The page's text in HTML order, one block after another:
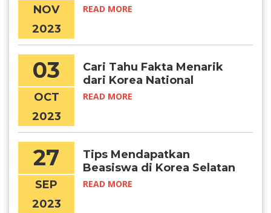
NOV
2023
READ MORE
03
OCT
2023
Cari Tahu Fakta Menarik
dari Korea National
Foundation Day
READ MORE
27
SEP
2023
Tips Mendapatkan
Beasiswa di Korea Selatan
Tahun 2024
READ MORE